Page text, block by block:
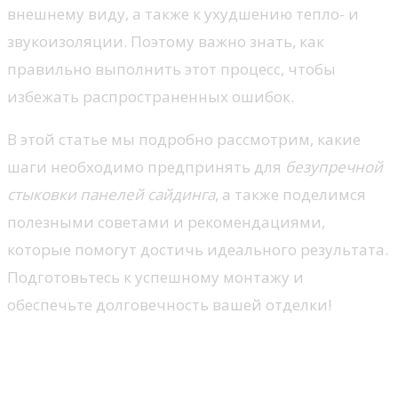
внешнему виду, а также к ухудшению тепло- и
звукоизоляции. Поэтому важно знать, как
правильно выполнить этот процесс, чтобы
избежать распространенных ошибок.
В этой статье мы подробно рассмотрим, какие
шаги необходимо предпринять для безупречной
стыковки панелей сайдинга, а также поделимся
полезными советами и рекомендациями,
которые помогут достичь идеального результата.
Подготовьтесь к успешному монтажу и
обеспечьте долговечность вашей отделки!